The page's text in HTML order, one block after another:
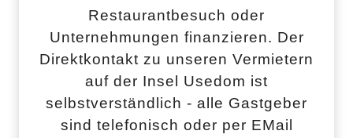
Restaurantbesuch oder
Unternehmungen finanzieren. Der
Direktkontakt zu unseren Vermietern
auf der Insel Usedom ist
selbstverständlich - alle Gastgeber
sind telefonisch oder per EMail